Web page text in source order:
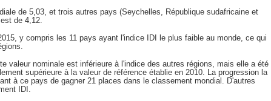
de 5,03, et trois autres pays (Seychelles, République sudafricaine et
de 4,12.
y compris les 11 pays ayant l'indice IDI le plus faible au monde, ce qui
valeur nominale est inférieure à l'indice des autres régions, mais elle a été
supérieure à la valeur de référence établie en 2010. La progression la
à ce pays de gagner 21 places dans le classement mondial. D'autres
IDI.